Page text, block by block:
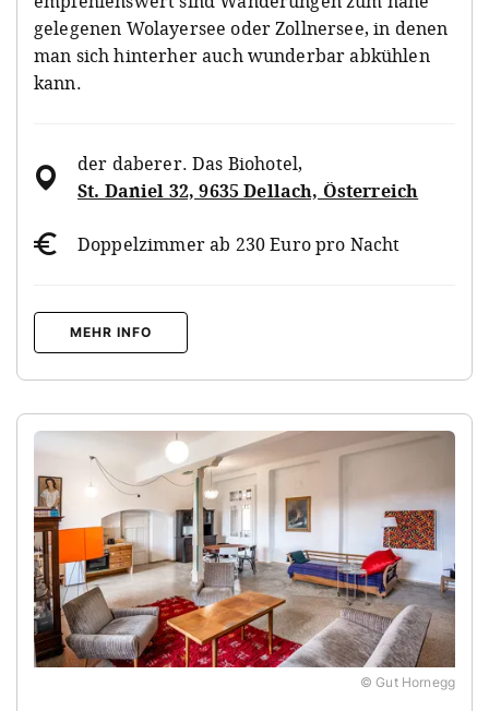
gelegenen Wolayersee oder Zollnersee, in denen
man sich hinterher auch wunderbar abkühlen
kann.
der daberer. Das Biohotel,
St. Daniel 32, 9635 Dellach, Österreich
Doppelzimmer ab 230 Euro pro Nacht
MEHR INFO
© Gut Hornegg